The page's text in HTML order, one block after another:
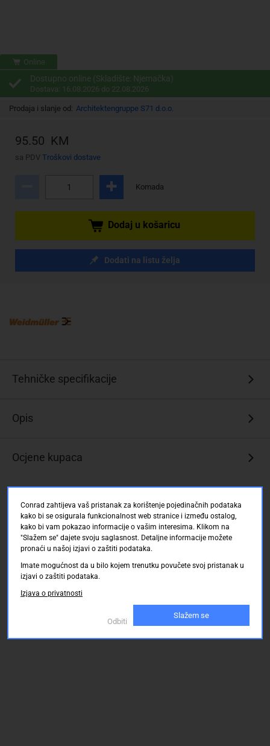
Online
Dostupno online (Skladište: Njemačka)
Dostava: 16.08.2026 do 22.08.2026
Prodaja i slanje od: Architektengruppe S71 d.o.o.
95.50 KM
sa PDV Troškovi dostave
Komada
Dodaj u košaricu
Dodati na listu želja
Tehničke specifikacije
Opis
Ocjene kupaca
Conrad zahtijeva vaš pristanak za korištenje pojedinačnih podataka
kako bi se osigurala funkcionalnost web stranice i između ostalog,
kako bi vam pokazao informacije o vašim interesima. Klikom na
"Slažem se" dajete svoju saglasnost. Detaljne informacije možete
pronaći u našoj izjavi o zaštiti podataka.
Imate mogućnost da u bilo kojem trenutku povučete svoj pristanak u
izjavi o zaštiti podataka.
Izjava o privatnosti
Odbiti
Slažem se